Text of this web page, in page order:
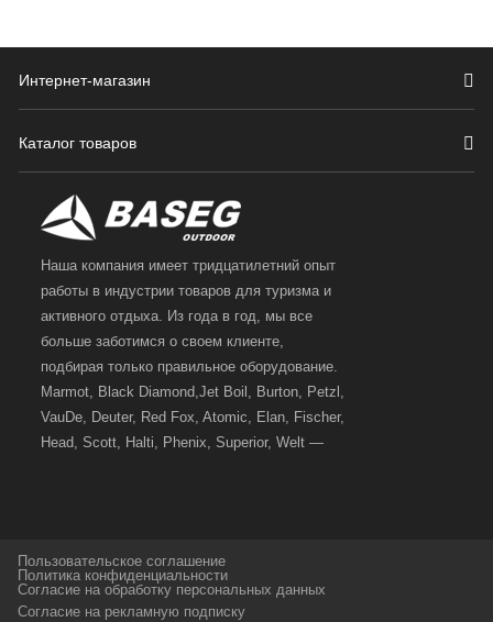
Интернет-магазин
Каталог товаров
Наша компания имеет тридцатилетний опыт
работы в индустрии товаров для туризма и
активного отдыха. Из года в год, мы все
больше заботимся о своем клиенте,
подбирая только правильное оборудование.
Marmot, Black Diamond,Jet Boil, Burton, Petzl,
VauDe, Deuter, Red Fox, Atomic, Elan, Fischer,
Head, Scott, Halti, Phenix, Superior, Welt —
и взыскательных путешественников,
спортсменов и отдыхающих.
Пользовательское соглашение
Политика конфиденциальности
Согласие на обработку персональных данных
Согласие на рекламную подписку